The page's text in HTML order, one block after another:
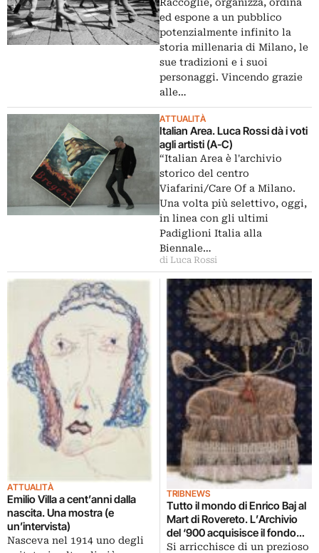
pubbliche nel nome di Dino Risi
Raccoglie, organizza, ordina
ed espone a un pubblico
potenzialmente infinito la
storia millenaria di Milano, le
sue tradizioni e i suoi
personaggi. Vincendo grazie
alle…
ATTUALITÀ
Italian Area. Luca Rossi dà i voti
agli artisti (A-C)
“Italian Area è l'archivio
storico del centro
Viafarini/Care Of a Milano.
Una volta più selettivo, oggi,
in linea con gli ultimi
Padiglioni Italia alla
Biennale…
di Luca Rossi
ATTUALITÀ
Emilio Villa a cent’anni dalla
nascita. Una mostra (e
un’intervista)
Nasceva nel 1914 uno degli
TRIBNEWS
Tutto il mondo di Enrico Baj al
Mart di Rovereto. L’Archivio
del ‘900 acquisisce il fondo
personale dell’artista. Una
Si arricchisce di un prezioso